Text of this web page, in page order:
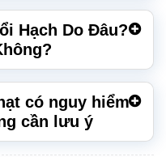
Hạch Do Đâu?
có nguy hiểm
cần lưu ý